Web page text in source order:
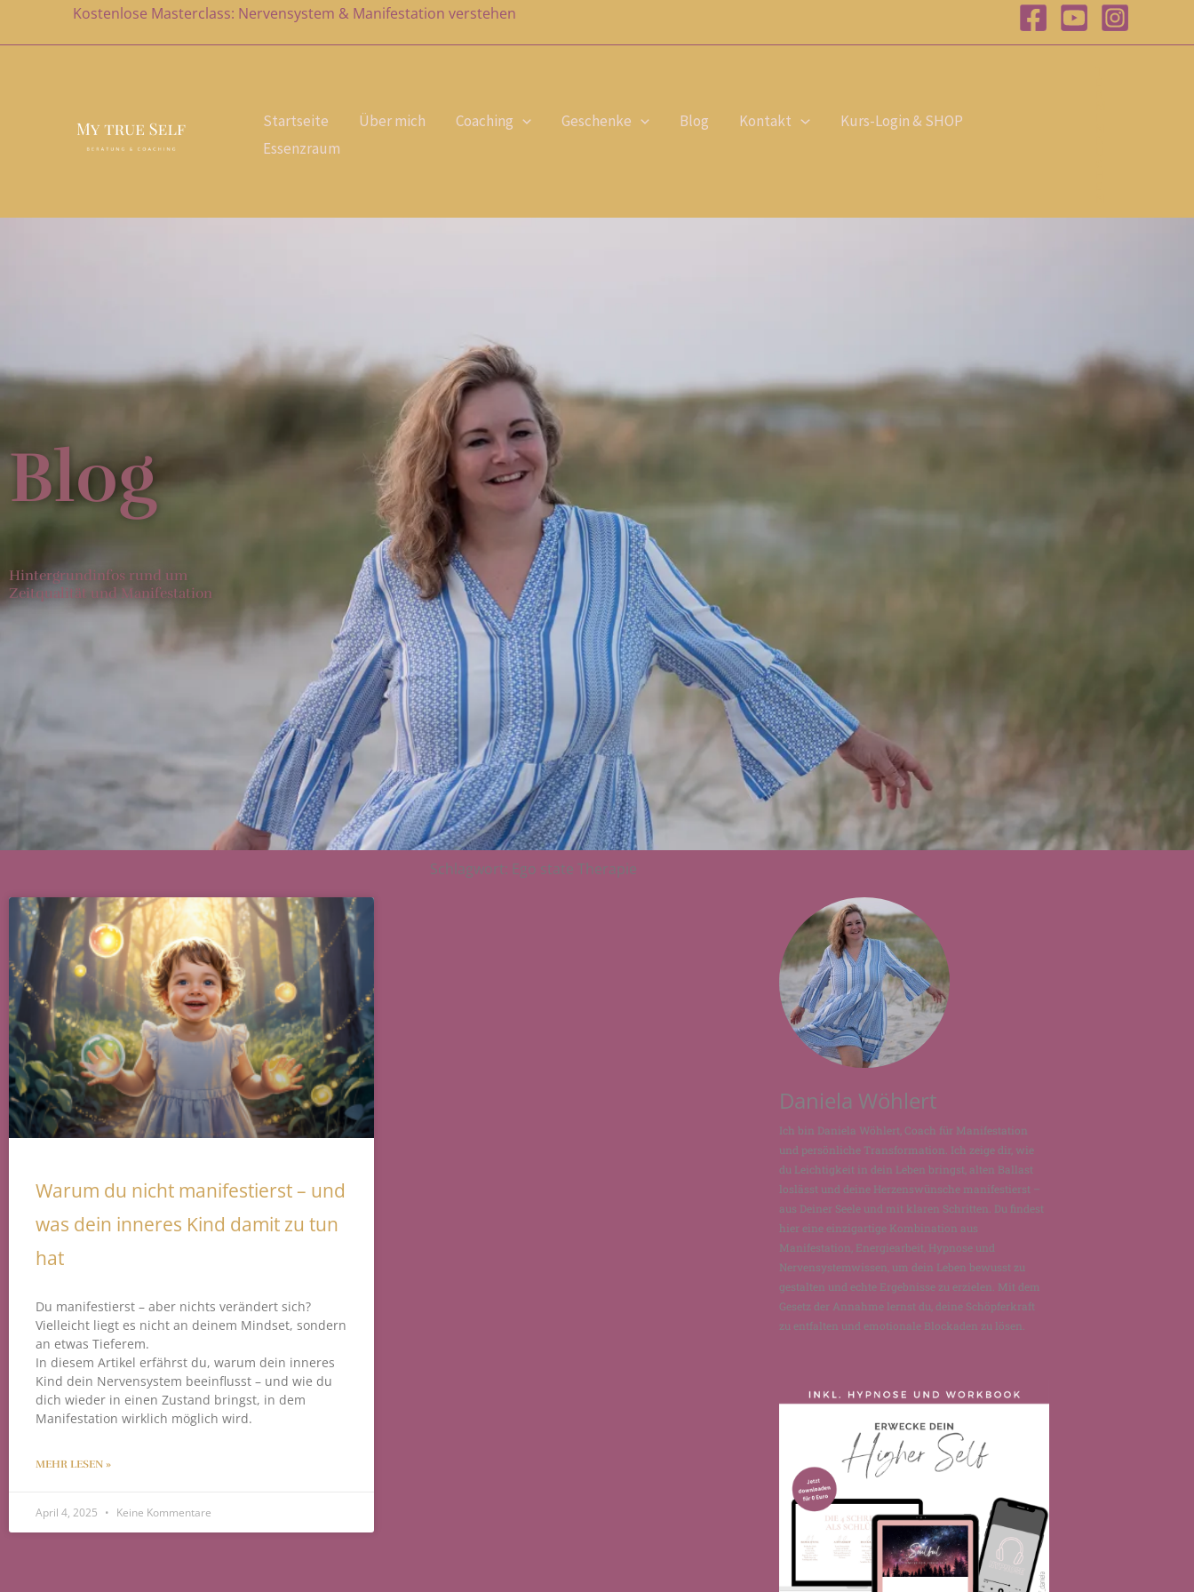
Kostenlose Masterclass: Nervensystem & Manifestation verstehen
Startseite Über mich Coaching Geschenke Blog Kontakt
Kurs-Login & SHOP
Essenzraum
Blog
Hintergrundinfos rund um
Zeitqualität und Manifestation
Schlagwort: Ego state Therapie
Warum du nicht manifestierst – und
was dein inneres Kind damit zu tun
hat
Du manifestierst – aber nichts verändert sich?
Vielleicht liegt es nicht an deinem Mindset, sondern
an etwas Tieferem.
In diesem Artikel erfährst du, warum dein inneres
Kind dein Nervensystem beeinflusst – und wie du
dich wieder in einen Zustand bringst, in dem
Manifestation wirklich möglich wird.
MEHR LESEN »
April 4, 2025 Keine Kommentare
Daniela Wöhlert
Ich bin Daniela Wöhlert, Coach für Manifestation
und persönliche Transformation. Ich zeige dir, wie
du Leichtigkeit in dein Leben bringst, alten Ballast
loslässt und deine Herzenswünsche manifestierst –
aus Deiner Seele und mit klaren Schritten. Du findest
hier eine einzigartige Kombination aus
Manifestation, Energiearbeit, Hypnose und
Nervensystemwissen, um dein Leben bewusst zu
gestalten und echte Ergebnisse zu erzielen. Mit dem
Gesetz der Annahme lernst du, deine Schöpferkraft
zu entfalten und emotionale Blockaden zu lösen.